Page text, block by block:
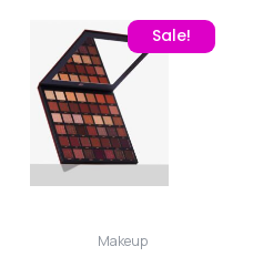
Sale!
Makeup
Original price was: